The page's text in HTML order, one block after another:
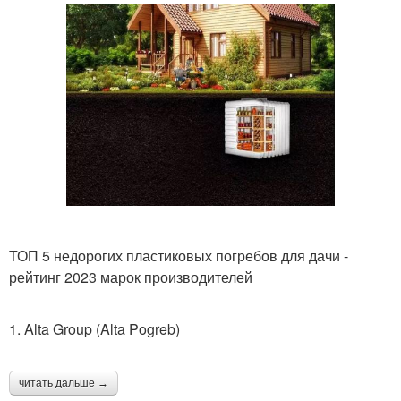
ТОП 5 недорогих пластиковых погребов для дачи -
рейтинг 2023 марок производителей
1. Alta Group (Alta Pogreb)
читать дальше →